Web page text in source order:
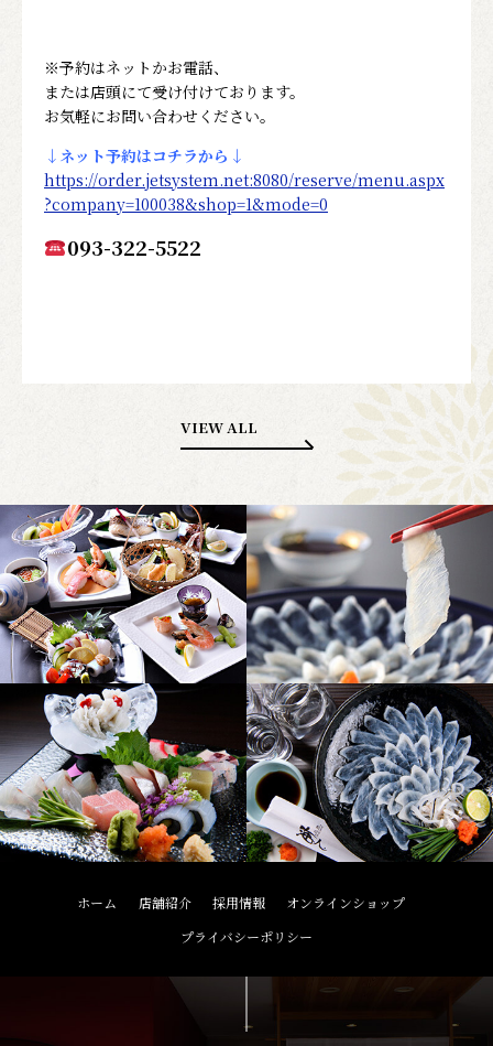
※予約はネットかお電話、
または店頭にて受け付けております。
お気軽にお問い合わせください。
↓ネット予約はコチラから↓
https://order.jetsystem.net:8080/reserve/menu.aspx
?company=100038&shop=1&mode=0
093-322-5522
VIEW ALL
ホーム 店舗紹介 採用情報
オンラインショップ
プライバシーポリシー